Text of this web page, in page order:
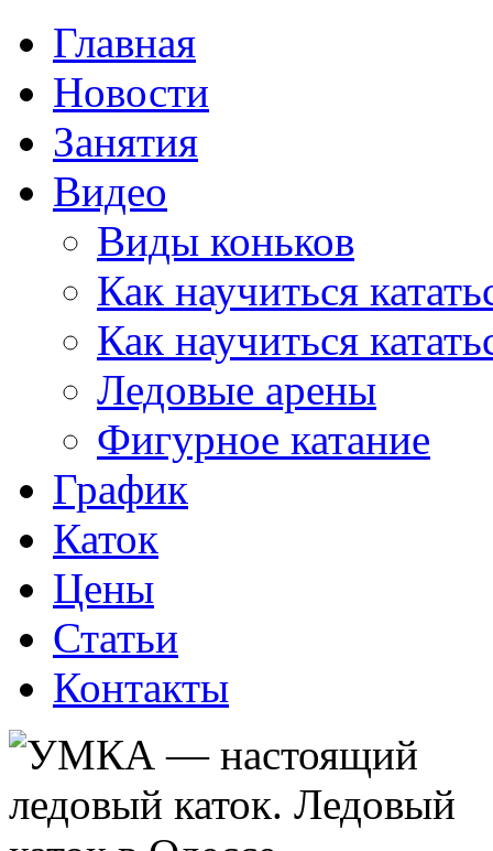
Главная
Новости
Занятия
Видео
Виды коньков
Как научиться
Как научиться
Ледовые арены
Фигурное катание
График
Каток
Цены
Статьи
Контакты